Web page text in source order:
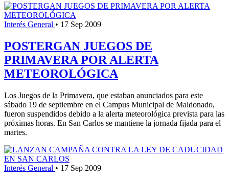
Interés General • 17 Sep 2009
POSTERGAN JUEGOS DE
PRIMAVERA POR ALERTA
METEOROLÓGICA
Los Juegos de la Primavera, que estaban anunciados para este
sábado 19 de septiembre en el Campus Municipal de Maldonado,
fueron suspendidos debido a la alerta meteorológica prevista para las
próximas horas. En San Carlos se mantiene la jornada fijada para el
martes.
Interés General • 17 Sep 2009